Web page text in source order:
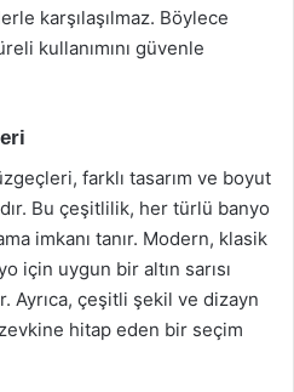
karşılaşılmaz. Böylece
kullanımını güvenle
farklı tasarım ve boyut
Bu çeşitlilik, her türlü banyo
imkanı tanır. Modern, klasik
için uygun bir altın sarısı
Ayrıca, çeşitli şekil ve dizayn
hitap eden bir seçim